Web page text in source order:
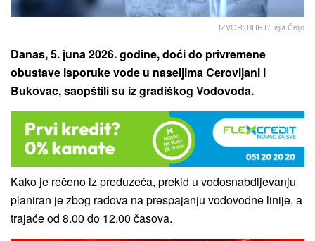
IZVOR: BHRT/Lejla Čeljo
Danas, 5. juna 2026. godine, doći do privremene
obustave isporuke vode u naseljima Cerovljani i
Bukovac, saopštili su iz gradiškog Vodovoda.
Kako je rečeno iz preduzeća, prekid u vodosnabdijevanju
planiran je zbog radova na prespajanju vodovodne linije, a
trajaće od 8.00 do 12.00 časova.